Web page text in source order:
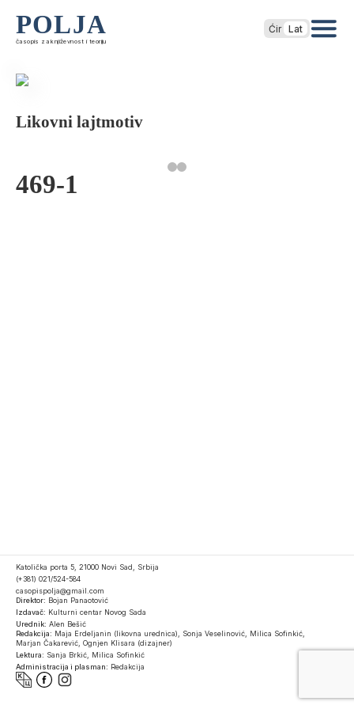
POLJA
časopis za književnost i teoriju
Ćir Lat
Likovni lajtmotiv
469-1
Katolička porta 5, 21000 Novi Sad, Srbija
(+381) 021/524-584
casopispolja@gmail.com
Direktor: Bojan Panaotović
Izdavač: Kulturni centar Novog Sada
Urednik: Alen Bešić
Redakcija: Maja Erdeljanin (likovna urednica), Sonja Veselinović, Milica Sofinkić,
Marjan Čakarević, Ognjen Klisara (dizajner)
Lektura: Sanja Brkić, Milica Sofinkić
Administracija i plasman: Redakcija